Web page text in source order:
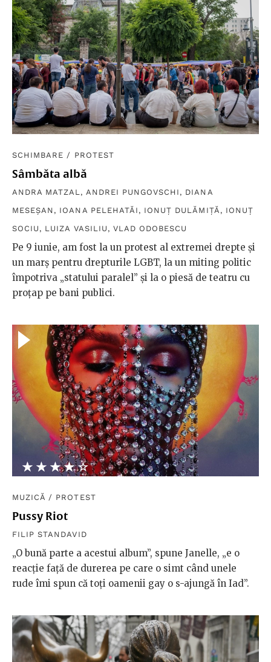
SCHIMBARE / PROTEST
Sâmbăta albă
ANDRA MATZAL, ANDREI PUNGOVSCHI , DIANA
MESEȘAN , IOANA PELEHATĂI , IONUȚ DULĂMIȚĂ , IONUȚ
SOCIU , LUIZA VASILIU , VLAD ODOBESCU
Pe 9 iunie, am fost la un protest al extremei drepte și
un marș pentru drepturile LGBT, la un miting politic
împotriva „statului paralel” și la o piesă de teatru cu
proțap pe bani publici.
★★★★★
☆☆☆☆☆
MUZICĂ / PROTEST
Pussy Riot
FILIP STANDAVID
„O bună parte a acestui album”, spune Janelle, „e o
reacție față de durerea pe care o simt când unele
rude îmi spun că toți oamenii gay o s-ajungă în Iad”.